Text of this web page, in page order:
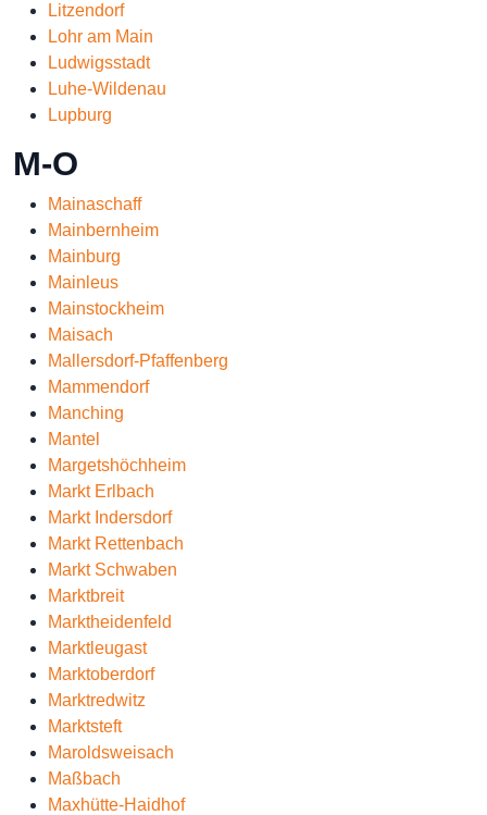
Litzendorf
Lohr am Main
Ludwigsstadt
Luhe-Wildenau
Lupburg
M-O
Mainaschaff
Mainbernheim
Mainburg
Mainleus
Mainstockheim
Maisach
Mallersdorf-Pfaffenberg
Mammendorf
Manching
Mantel
Margetshöchheim
Markt Erlbach
Markt Indersdorf
Markt Rettenbach
Markt Schwaben
Marktbreit
Marktheidenfeld
Marktleugast
Marktoberdorf
Marktredwitz
Marktsteft
Maroldsweisach
Maßbach
Maxhütte-Haidhof